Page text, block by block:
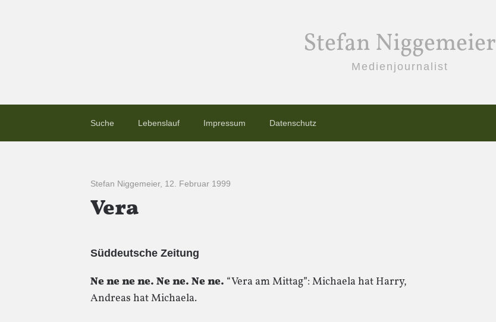
Stefan Niggemeier
Medienjournalist
Suche Lebenslauf Impressum Datenschutz
Stefan Niggemeier, 12. Februar 1999
Vera
Süddeutsche Zeitung
Ne ne ne ne. Ne ne. Ne ne. “Vera am Mittag”: Michaela hat Harry,
Andreas hat Michaela.